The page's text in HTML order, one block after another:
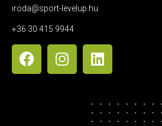
iroda@sport-levelup.hu
+36 30 415 9944